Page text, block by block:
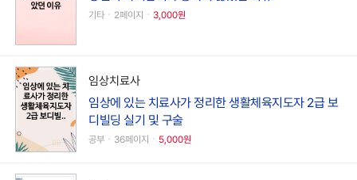
기타ㆍ2페이지ㆍ 3,000원
임상치료사
임상에 있는 치료사가 정리한 생활체육지도자 2급 보
디빌딩 실기 및 구술
공부ㆍ36페이지ㆍ 5,000원